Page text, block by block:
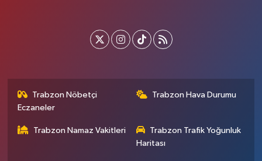
Trabzon Nöbetçi
Eczaneler
Trabzon Hava Durumu
Trabzon Namaz Vakitleri
Trabzon Trafik Yoğunluk
Haritası